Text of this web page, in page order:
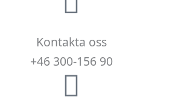
Kontakta oss
+46 300-156 90